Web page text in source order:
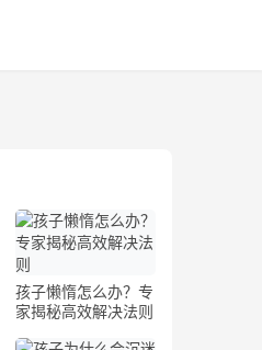
孩子懒惰怎么办？专
家揭秘高效解决法则